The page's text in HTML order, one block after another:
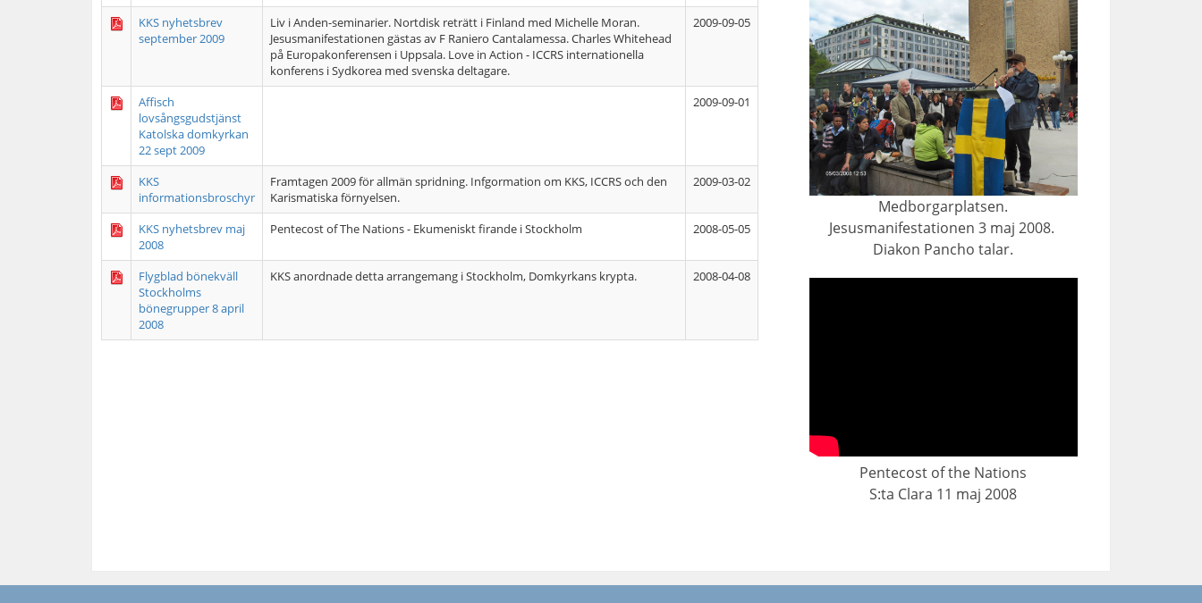
KKS nyhetsbrev
september 2009
Liv i Anden-seminarier. Nortdisk reträtt i Finland med Michelle Moran.
Jesusmanifestationen gästas av F Raniero Cantalamessa. Charles Whitehead
på Europakonferensen i Uppsala. Love in Action - ICCRS internationella
konferens i Sydkorea med svenska deltagare.
2009-09-05
Affisch
lovsångsgudstjänst
Katolska domkyrkan
22 sept 2009
2009-09-01
KKS
informationsbroschyr
Framtagen 2009 för allmän spridning. Infgormation om KKS, ICCRS och den
Karismatiska förnyelsen.
2009-03-02
KKS nyhetsbrev maj
2008
Pentecost of The Nations - Ekumeniskt firande i Stockholm 2008-05-05
Flygblad bönekväll
Stockholms
bönegrupper 8 april
2008
KKS anordnade detta arrangemang i Stockholm, Domkyrkans krypta. 2008-04-08
Medborgarplatsen.
Jesusmanifestationen 3 maj 2008.
Diakon Pancho talar.
Pentecost of the Nations
S:ta Clara 11 maj 2008